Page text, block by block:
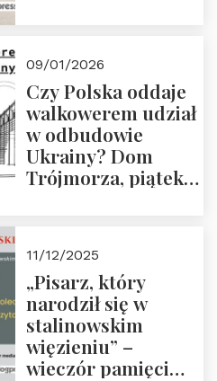
godz. 18:00.
Zapraszamy!
09/01/2026
Czy Polska oddaje
walkowerem udział
w odbudowie
Ukrainy? Dom
Trójmorza, piątek
11/12/2025
„Pisarz, który
narodził się w
stalinowskim
więzieniu” –
wieczór pamięci